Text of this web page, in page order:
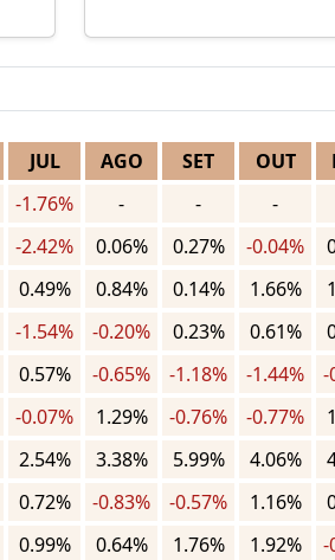
JUL AGO SET OUT
-1.76% - -
-
-2.42% 0.06% 0.27% -0.04%
0.49% 0.84% 0.14% 1.66%
-1.54% -0.20% 0.23% 0.61%
0.57% -0.65% -1.18% -1.44%
-
-0.07% 1.29% -0.76% -0.77%
2.54% 3.38% 5.99% 4.06%
0.72% -0.83% -0.57% 1.16%
0.99% 0.64% 1.76% 1.92%
-